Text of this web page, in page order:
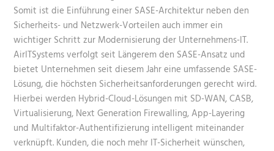
Somit ist die Einführung einer SASE-Architektur neben den
Sicherheits- und Netzwerk-Vorteilen auch immer ein
wichtiger Schritt zur Modernisierung der Unternehmens-IT.
AirITSystems verfolgt seit Längerem den SASE-Ansatz und
bietet Unternehmen seit diesem Jahr eine umfassende SASE-
Lösung, die höchsten Sicherheitsanforderungen gerecht wird.
Hierbei werden Hybrid-Cloud-Lösungen mit SD-WAN, CASB,
Virtualisierung, Next Generation Firewalling, App-Layering
und Multifaktor-Authentifizierung intelligent miteinander
verknüpft. Kunden, die noch mehr IT-Sicherheit wünschen,